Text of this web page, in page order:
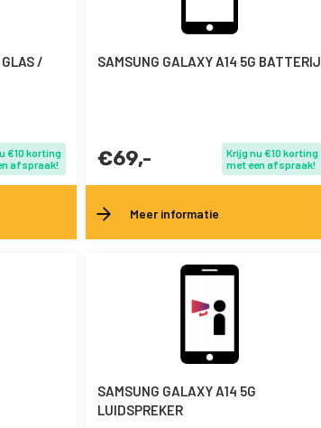
/
€10 korting
afspraak!
SAMSUNG GALAXY A14 5G BATTERIJ
€69,-
Krijg nu €10 korting
met een afspraak!
Meer informatie
SAMSUNG GALAXY A14 5G
LUIDSPREKER